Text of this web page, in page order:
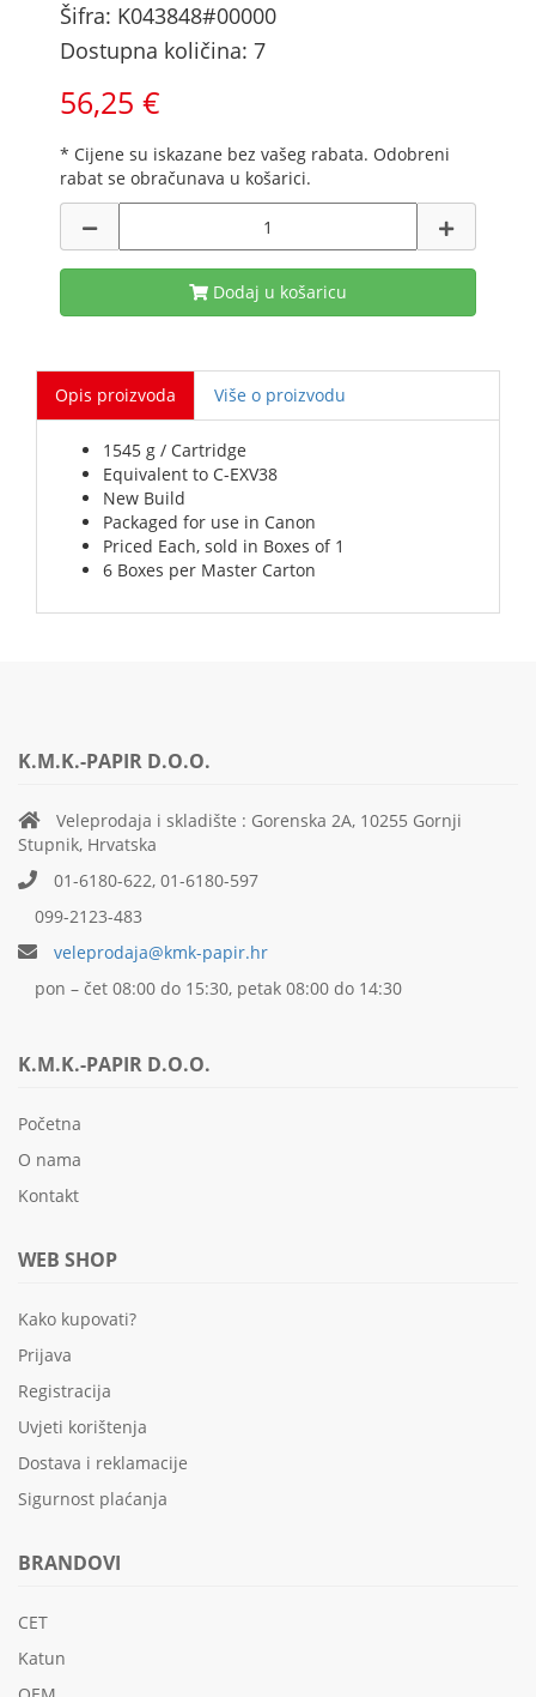
Šifra: K043848#00000
Dostupna količina: 7
56,25 €
* Cijene su iskazane bez vašeg rabata. Odobreni
rabat se obračunava u košarici.
Dodaj u košaricu
Opis proizvoda Više o proizvodu
1545 g / Cartridge
Equivalent to C-EXV38
New Build
Packaged for use in Canon
Priced Each, sold in Boxes of 1
6 Boxes per Master Carton
K.M.K.-PAPIR D.O.O.
Veleprodaja i skladište : Gorenska 2A, 10255 Gornji
Stupnik, Hrvatska
01-6180-622, 01-6180-597
099-2123-483
veleprodaja@kmk-papir.hr
pon – čet 08:00 do 15:30, petak 08:00 do 14:30
K.M.K.-PAPIR D.O.O.
Početna
O nama
Kontakt
WEB SHOP
Kako kupovati?
Prijava
Registracija
Uvjeti korištenja
Dostava i reklamacije
Sigurnost plaćanja
BRANDOVI
CET
Katun